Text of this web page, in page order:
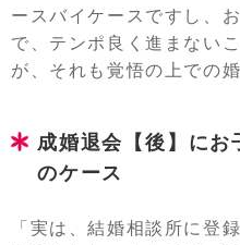
ースバイケースですし、
で、テンポ良く進まない
が、それも覚悟の上での
成婚退会【後】に
のケース
「実は、結婚相談所に登